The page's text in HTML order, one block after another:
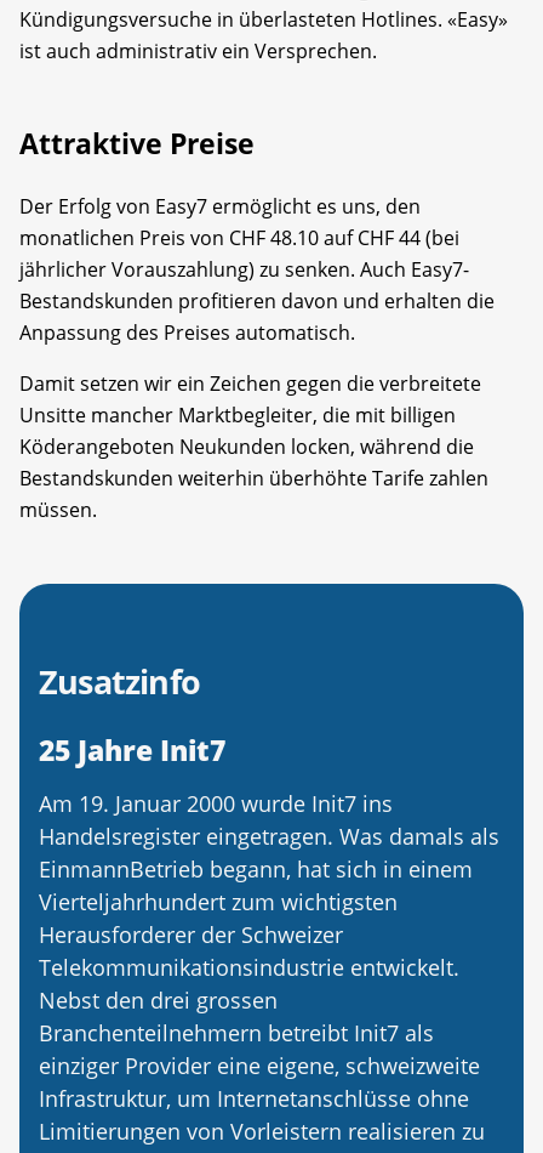
Kündigungsversuche in überlasteten Hotlines. «Easy»
ist auch administrativ ein Versprechen.
Attraktive Preise
Der Erfolg von Easy7 ermöglicht es uns, den
monatlichen Preis von CHF 48.10 auf CHF 44 (bei
jährlicher Vorauszahlung) zu senken. Auch Easy7-
Bestandskunden profitieren davon und erhalten die
Anpassung des Preises automatisch.
Damit setzen wir ein Zeichen gegen die verbreitete
Unsitte mancher Marktbegleiter, die mit billigen
Köderangeboten Neukunden locken, während die
Bestandskunden weiterhin überhöhte Tarife zahlen
müssen.
Zusatzinfo
25 Jahre Init7
Am 19. Januar 2000 wurde Init7 ins
Handelsregister eingetragen. Was damals als
EinmannBetrieb begann, hat sich in einem
Vierteljahrhundert zum wichtigsten
Herausforderer der Schweizer
Telekommunikationsindustrie entwickelt.
Nebst den drei grossen
Branchenteilnehmern betreibt Init7 als
einziger Provider eine eigene, schweizweite
Infrastruktur, um Internetanschlüsse ohne
Limitierungen von Vorleistern realisieren zu